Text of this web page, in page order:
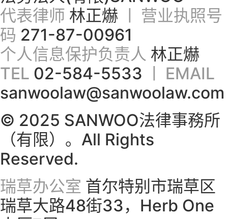
代表律师 林正爀 ㅣ 营业执照号
码 271-87-00961
个人信息保护负责人 林正爀
TEL 02-584-5533 ㅣ EMAIL
sanwoolaw@sanwoolaw.com
© 2025 SANWOO法律事務所
（有限）。All Rights
Reserved.
瑞草办公室 首尔特别市瑞草区
瑞草大路48街33，Herb One